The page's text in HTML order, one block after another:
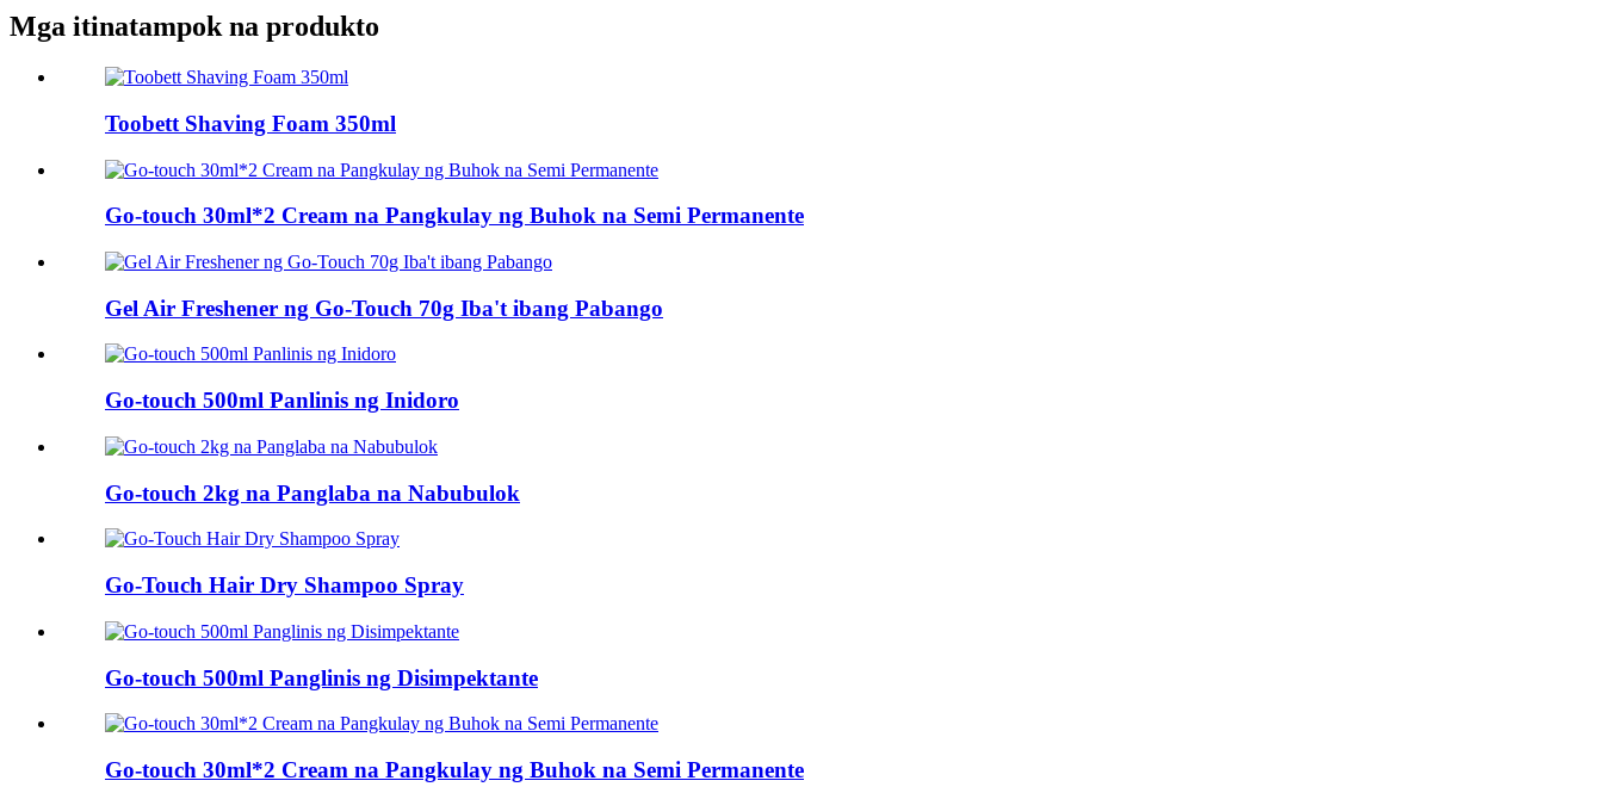
Mga itinatampok na produkto
Toobett Shaving Foam 350ml
Go-touch 30ml*2 Cream na Pangkulay ng Buhok na Semi Permanente
Gel Air Freshener ng Go-Touch 70g Iba't ibang Pabango
Go-touch 500ml Panlinis ng Inidoro
Go-touch 2kg na Panglaba na Nabubulok
Go-Touch Hair Dry Shampoo Spray
Go-touch 500ml Panglinis ng Disimpektante
Go-touch 30ml*2 Cream na Pangkulay ng Buhok na Semi Permanente